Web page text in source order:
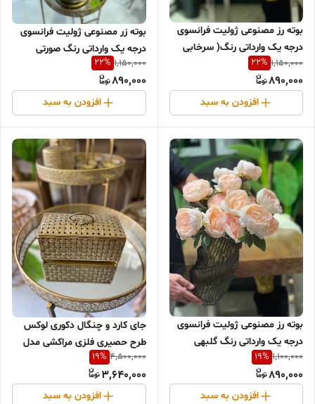
بوته رز مصنوعی ژولیت فرانسوی
درجه یک وارداتی رنگ( سرخابی
صورتی)
1,150,000
22%
890,000
افزودن به سبد
بوته زر مصنوعی ژولیت فرانسوى
درجه یک وارداتی رنگ صورتی
1,150,000
22%
890,000
افزودن به سبد
بوته رز مصنوعی ژولیت فرانسوى
درجه یک وارداتی رنگ گلبهی
1,100,000
19%
890,000
افزودن به سبد
جای کارد و چنگال دکوری لوکس
طرح حصیری فلزی مراکشی مدل
کلاسیک و رومیزی
4,500,000
19%
3,640,000
افزودن به سبد